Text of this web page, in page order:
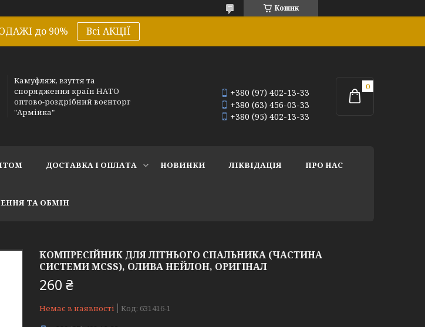
Кошик
до 90% Всі АКЦІЇ
Камуфляж, взуття та
спорядження країн НАТО
оптово-роздрібний воєнторг
"Армійка"
+380 (97) 402-13-33
+380 (63) 456-03-33
+380 (95) 402-13-33
ДОСТАВКА І ОПЛАТА НОВИНКИ ЛІКВІДАЦІЯ ПРО НАС
ТА ОБМІН
КОМПРЕСІЙНИК ДЛЯ ЛІТНЬОГО СПАЛЬНИКА (ЧАСТИНА
СИСТЕМИ MCSS), ОЛИВА НЕЙЛОН, ОРИГІНАЛ
260 ₴
Немає в наявності Код: 631416-1